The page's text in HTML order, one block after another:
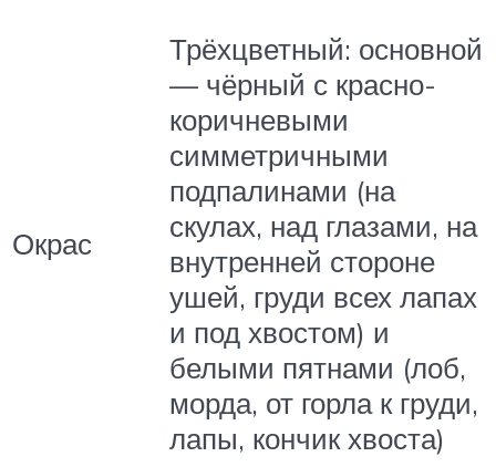
Окрас
Трёхцветный: основной
— чёрный с красно-
коричневыми
симметричными
подпалинами (на
скулах, над глазами, на
внутренней стороне
ушей, груди всех лапах
и под хвостом) и
белыми пятнами (лоб,
морда, от горла к груди,
лапы, кончик хвоста)